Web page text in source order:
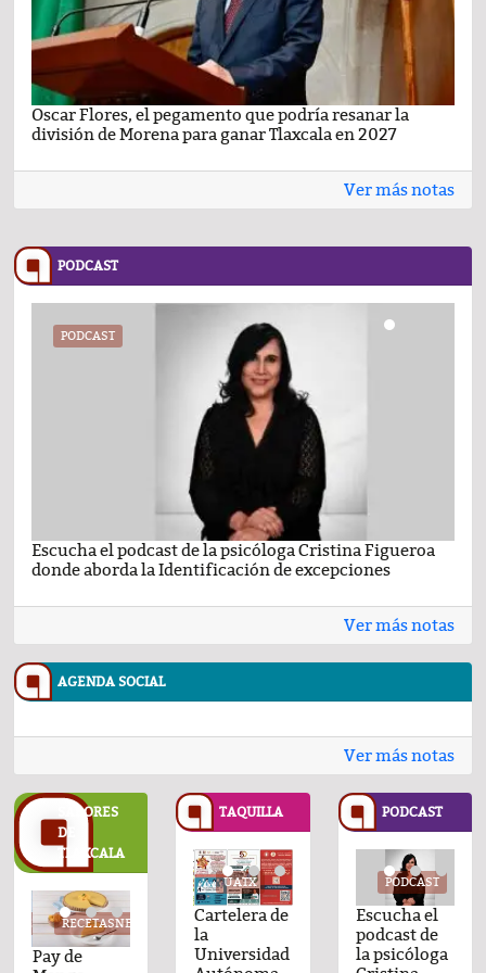
Oscar Flores, el pegamento que podría resanar la
división de Morena para ganar Tlaxcala en 2027
Ver más notas
PODCAST
PODCAST
Escucha el podcast de la psicóloga Cristina Figueroa
donde aborda la Identificación de excepciones
Ver más notas
AGENDA SOCIAL
Ver más notas
SABORES
DE
TLAXCALA
RECETASNESTLE.COM
Pay de
RECETASNESTLE.COMRECETASNESTLE.COM
Carlota de
Pay de
Flan
TAQUILLA
de Cartelera de
la
UATX
Cartelera de
la
Universidad
Cartelera de
Universidad
UATX
Cartelera de
la
PODCAST
PODCAST
Comentario
por el Dr.
Fernando
PODCAST
Comentario
Avila Ortiz
PODCAST
Escucha el
podcast de
la psicóloga